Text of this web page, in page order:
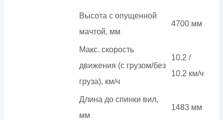
Высота с опущенной
мачтой, мм
4700 мм
Макс. скорость
движения (с грузом/без
груза), км/ч
10.2 /
10.2 км/ч
Длина до спинки вил,
мм
1483 мм